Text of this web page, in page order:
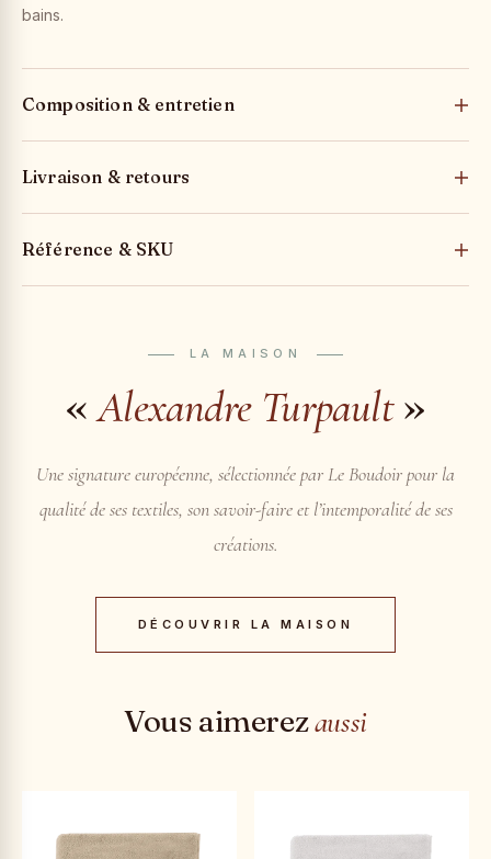
bains.
Composition & entretien
Livraison & retours
Référence & SKU
LA MAISON
«Alexandre Turpault»
Une signature européenne, sélectionnée par Le Boudoir pour la
qualité de ses textiles, son savoir-faire et l’intemporalité de ses
créations.
DÉCOUVRIR LA MAISON
Vous aimerezaussi